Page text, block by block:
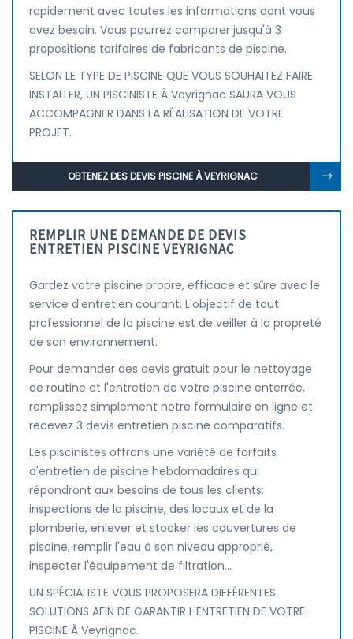
rapidement avec toutes les informations dont vous
avez besoin. Vous pourrez comparer jusqu'à 3
propositions tarifaires de fabricants de piscine.
SELON LE TYPE DE PISCINE QUE VOUS SOUHAITEZ FAIRE
INSTALLER, UN PISCINISTE À Veyrignac SAURA VOUS
ACCOMPAGNER DANS LA RÉALISATION DE VOTRE
PROJET.
OBTENEZ DES DEVIS PISCINE À VEYRIGNAC
REMPLIR UNE DEMANDE DE DEVIS
ENTRETIEN PISCINE VEYRIGNAC
Gardez votre piscine propre, efficace et sûre avec le
service d'entretien courant. L'objectif de tout
professionnel de la piscine est de veiller à la propreté
de son environnement.
Pour demander des devis gratuit pour le nettoyage
de routine et l'entretien de votre piscine enterrée,
remplissez simplement notre formulaire en ligne et
recevez 3 devis entretien piscine comparatifs.
Les piscinistes offrons une variété de forfaits
d'entretien de piscine hebdomadaires qui
répondront aux besoins de tous les clients:
inspections de la piscine, des locaux et de la
plomberie, enlever et stocker les couvertures de
piscine, remplir l'eau à son niveau approprié,
inspecter l'équipement de filtration...
UN SPÉCIALISTE VOUS PROPOSERA DIFFÉRENTES
SOLUTIONS AFIN DE GARANTIR L'ENTRETIEN DE VOTRE
PISCINE À Veyrignac.